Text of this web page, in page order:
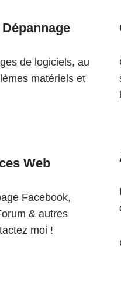
de logiciels, au
matériels et
Web
Facebook,
& autres
moi !